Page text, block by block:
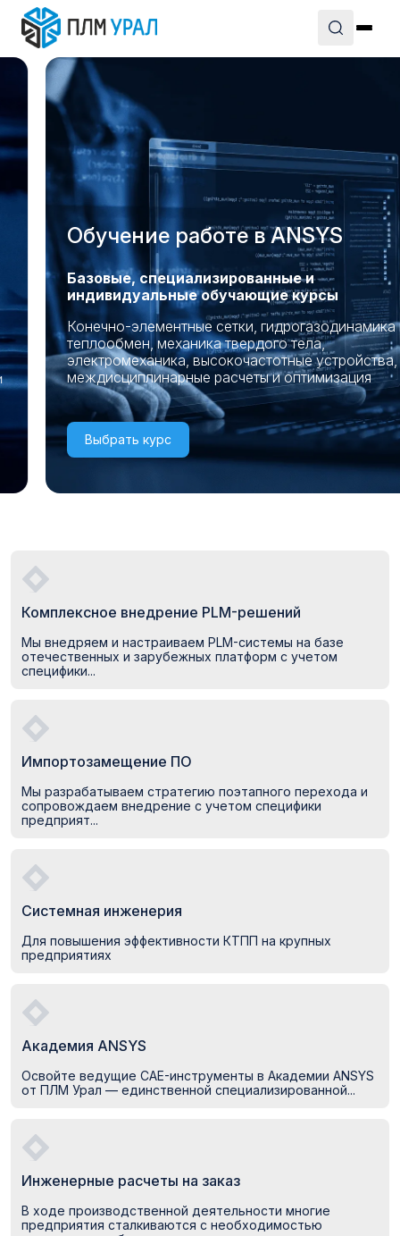
Обучение работе в ANSYS
Базовые, специализированные и
индивидуальные обучающие курсы
Конечно-элементные сетки, гидрогазодинамика и
теплообмен, механика твердого тела,
электромеханика, высокочастотные устройства,
междисциплинарные расчеты и оптимизация
Выбрать курс
Комплексное внедрение PLM-решений
Мы внедряем и настраиваем PLM-системы на базе
отечественных и зарубежных платформ с учетом
специфики...
Импортозамещение ПО
Мы разрабатываем стратегию поэтапного перехода и
сопровождаем внедрение с учетом специфики
предприят...
Системная инженерия
Для повышения эффективности КТПП на крупных
предприятиях
Академия ANSYS
Освойте ведущие CAE-инструменты в Академии ANSYS
от ПЛМ Урал — единственной специализированной...
Инженерные расчеты на заказ
В ходе производственной деятельности многие
предприятия сталкиваются с необходимостью